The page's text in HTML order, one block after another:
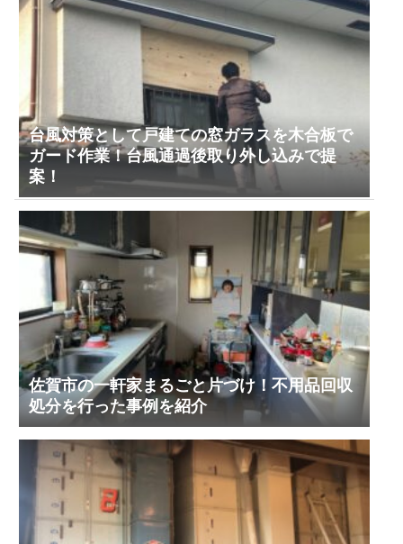
台風対策として戸建ての窓ガラスを木合板で
ガード作業！台風通過後取り外し込みで提
案！
佐賀市の一軒家まるごと片づけ！不用品回収
処分を行った事例を紹介